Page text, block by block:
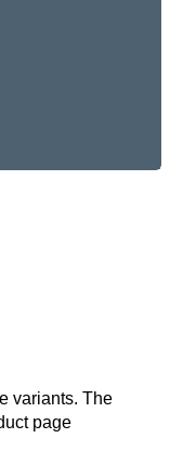
variants. The
page